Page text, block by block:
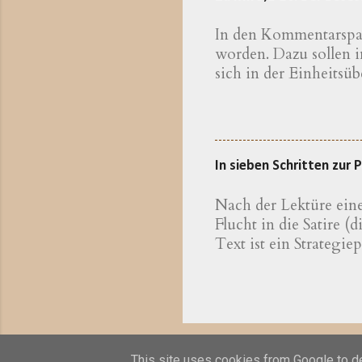
In den
worden. Dazu sollen
sich in der
gegliederten
Geheilten selbst
In sieben Schritten zur
Nach der Lektüre
Flucht in die Satire
Text ist ein
sich von
diagnostizieren, ist
ad acta legen